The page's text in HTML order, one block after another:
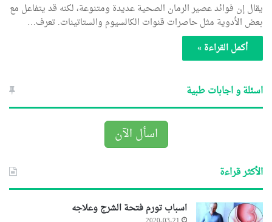
يقال إن فوائد عصير الرمان الصحية عديدة ومتنوعة، لكنه قد يتفاعل مع
بعض الأدوية مثل حاصرات قنوات الكالسيوم والستاتينات. تعرف…
أكمل القراءة »
اسئلة و اجابات طبية
اسأل الآن
الأكثر قراءة
اسباب تورم فتحة الشرج وعلاجه